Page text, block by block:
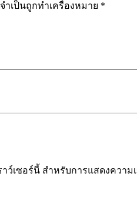
ำเป็นถูกทำเครื่องหมาย *
ว์เซอร์นี้ สำหรับการแสดงความ